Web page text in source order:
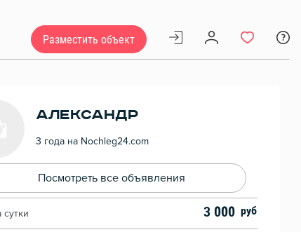
Разместить объект
александр
3 года на Nochleg24.com
Посмотреть все объявления
сутки 3 000